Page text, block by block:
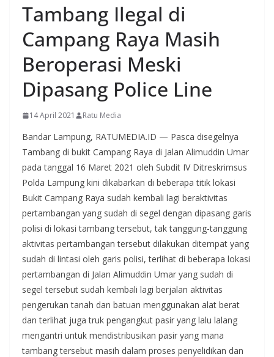
Tambang Ilegal di
Campang Raya Masih
Beroperasi Meski
Dipasang Police Line
14 April 2021 Ratu Media
Bandar Lampung, RATUMEDIA.ID — Pasca disegelnya
Tambang di bukit Campang Raya di Jalan Alimuddin Umar
pada tanggal 16 Maret 2021 oleh Subdit IV Ditreskrimsus
Polda Lampung kini dikabarkan di beberapa titik lokasi
Bukit Campang Raya sudah kembali lagi beraktivitas
pertambangan yang sudah di segel dengan dipasang garis
polisi di lokasi tambang tersebut, tak tanggung-tanggung
aktivitas pertambangan tersebut dilakukan ditempat yang
sudah di lintasi oleh garis polisi, terlihat di beberapa lokasi
pertambangan di Jalan Alimuddin Umar yang sudah di
segel tersebut sudah kembali lagi berjalan aktivitas
pengerukan tanah dan batuan menggunakan alat berat
dan terlihat juga truk pengangkut pasir yang lalu lalang
mengantri untuk mendistribusikan pasir yang mana
tambang tersebut masih dalam proses penyelidikan dan